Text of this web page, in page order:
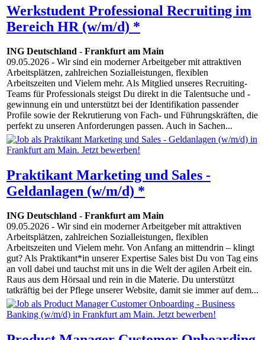
Werkstudent Professional Recruiting im
Bereich HR (w/m/d) *
ING Deutschland - Frankfurt am Main
09.05.2026 - Wir sind ein moderner Arbeitgeber mit attraktiven
Arbeitsplätzen, zahlreichen Sozialleistungen, flexiblen
Arbeitszeiten und Vielem mehr. Als Mitglied unseres Recruiting-
Teams für Professionals steigst Du direkt in die Talentsuche und -
gewinnung ein und unterstützt bei der Identifikation passender
Profile sowie der Rekrutierung von Fach- und Führungskräften, die
perfekt zu unseren Anforderungen passen. Auch in Sachen...
Praktikant Marketing und Sales -
Geldanlagen (w/m/d) *
ING Deutschland - Frankfurt am Main
09.05.2026 - Wir sind ein moderner Arbeitgeber mit attraktiven
Arbeitsplätzen, zahlreichen Sozialleistungen, flexiblen
Arbeitszeiten und Vielem mehr. Von Anfang an mittendrin – klingt
gut? Als Praktikant*in unserer Expertise Sales bist Du von Tag eins
an voll dabei und tauchst mit uns in die Welt der agilen Arbeit ein.
Raus aus dem Hörsaal und rein in die Materie. Du unterstützt
tatkräftig bei der Pflege unserer Website, damit sie immer auf dem...